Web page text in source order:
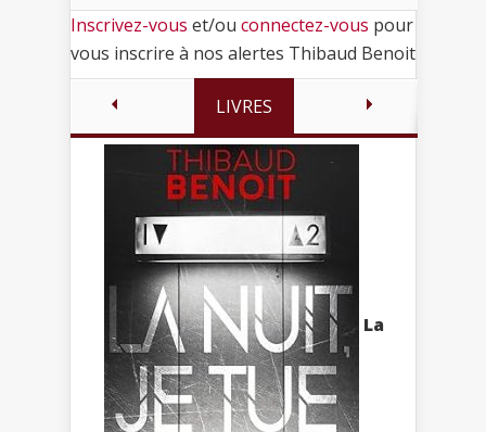
Inscrivez-vous et/ou connectez-vous pour
vous inscrire à nos alertes Thibaud Benoit
LIVRES
La